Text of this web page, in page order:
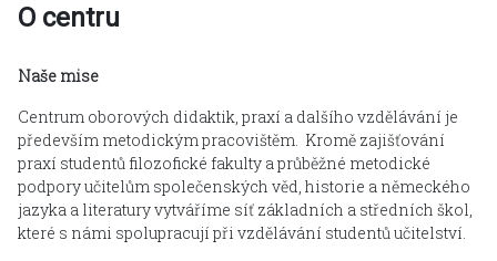
O centru
Naše mise
Centrum oborových didaktik, praxí a dalšího vzdělávání je
především metodickým pracovištěm. Kromě zajišťování
praxí studentů filozofické fakulty a průběžné metodické
podpory učitelům společenských věd, historie a německého
jazyka a literatury vytváříme síť základních a středních škol,
které s námi spolupracují při vzdělávání studentů učitelství.